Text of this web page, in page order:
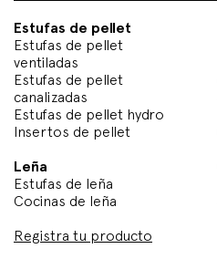
Estufas de pellet
Estufas de pellet
ventiladas
Estufas de pellet
canalizadas
Estufas de pellet hydro
Insertos de pellet
Leña
Estufas de leña
Cocinas de leña
Registra tu producto